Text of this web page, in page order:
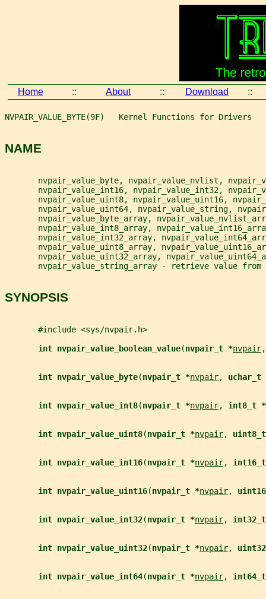
Home :: About :: Download ::
NVPAIR_VALUE_BYTE(9F)   Kernel Functions for Drivers
NAME
nvpair_value_byte, nvpair_value_nvlist,
nvpair_value_int16, nvpair_value_int32,
nvpair_value_uint8, nvpair_value_uint16,
nvpair_value_uint64, nvpair_value_string,
nvpair_value_byte_array,
nvpair_value_int8_array,
nvpair_value_int32_array,
nvpair_value_uint8_array,
nvpair_value_uint32_array,
nvpair_value_string_array - retrieve value from
SYNOPSIS
       #include <sys/nvpair.h>
int nvpair_value_boolean_value(nvpair_t *nvpair
int nvpair_value_byte(nvpair_t *nvpair, uchar_t
int nvpair_value_int8(nvpair_t *nvpair, int8_t *
int nvpair_value_uint8(nvpair_t *nvpair,
int nvpair_value_int16(nvpair_t *nvpair,
int nvpair_value_uint16(nvpair_t *nvpair,
int nvpair_value_int32(nvpair_t *nvpair,
int nvpair_value_uint32(nvpair_t *nvpair,
int nvpair_value_int64(nvpair_t *nvpair,